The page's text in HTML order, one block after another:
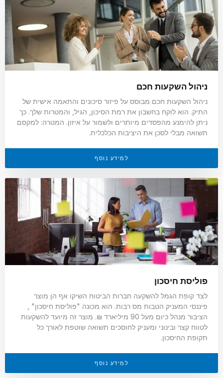
ניהול השקעות חכם
ניהול השקעות חכם מבוסס על פיזור סיכונים והתאמה אישית של
התיק. הוא לוקח בחשבון את רמת הסיכון, הגיל, והמטרות שלך. כך
ניתן להימנע מהפסדים מיותרים ולשמור על איזון. המטרה: למקסם
תשואה מבלי לסכן את היציבות הכלכלית.
למידע נוסף
פוליסת חיסכון
לצד קופת הגמל להשקעה חברות הביטוח השיקו אף הן מוצר
פיננסי המעניק הטבות מס רבות. הוא מכונה "פוליסת חיסכון" ,
הציבור מנהל כיום מעל 90 מיליארד ₪. מוצר זה מיועד להשקעות
לטווח קצר ובינוני ומעניק לחוסכים תשואה שוטפת לאורך כל
תקופת החיסכון.
למידע נוסף